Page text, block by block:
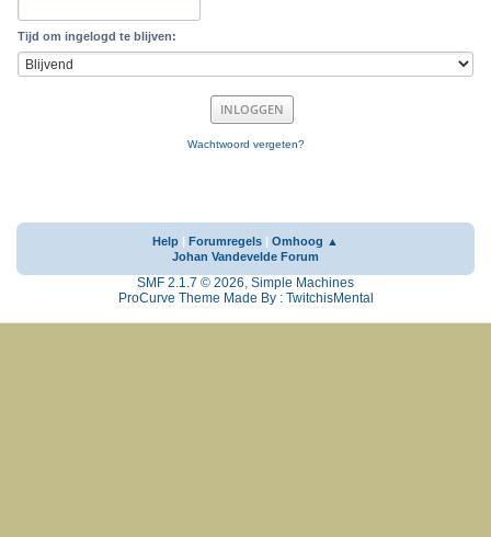
Tijd om ingelogd te blijven:
Wachtwoord vergeten?
Help | Forumregels | Omhoog ▲
Johan Vandevelde Forum
SMF 2.1.7 © 2026, Simple Machines
ProCurve Theme Made By : TwitchisMental